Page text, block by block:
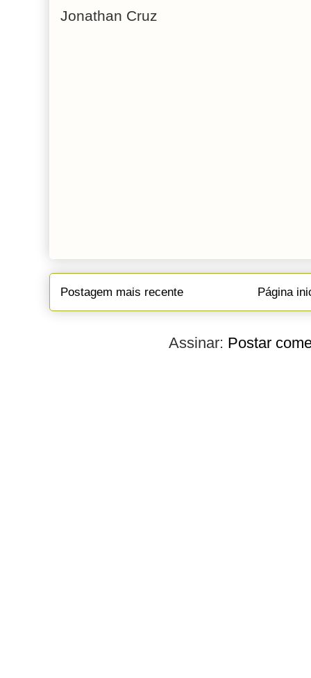
Jonathan Cruz
Postagem mais recente Página
Assinar: Postar